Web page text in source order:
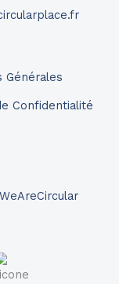
Générales
Confidentialité